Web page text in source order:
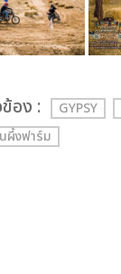
อง : GYPSY
ผึ้งฟาร์ม